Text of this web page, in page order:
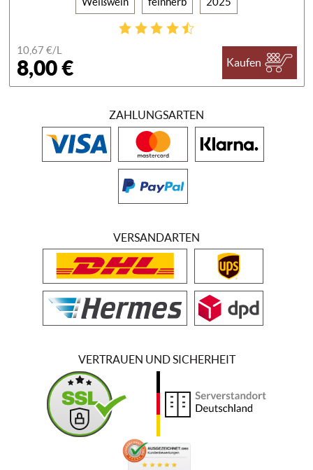
10,67 €/L
8,00 € Kaufen
ZAHLUNGSARTEN
VERSANDARTEN
VERTRAUEN UND SICHERHEIT